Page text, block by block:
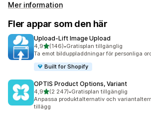
Mer information
Fler appar som den här
Upload‑Lift Image Upload
4,9av 5 stjärnor
(146)
146 recensioner totalt
•Gratisplan tillgänglig
Ta emot bilduppladdningar för personliga
Built for Shopify
OPTIS Product Options, Variant
4,9av 5 stjärnor
(2 247)
2247 recensioner totalt
•Gratisplan tillgänglig
Anpassa produktalternativ och
tillägg